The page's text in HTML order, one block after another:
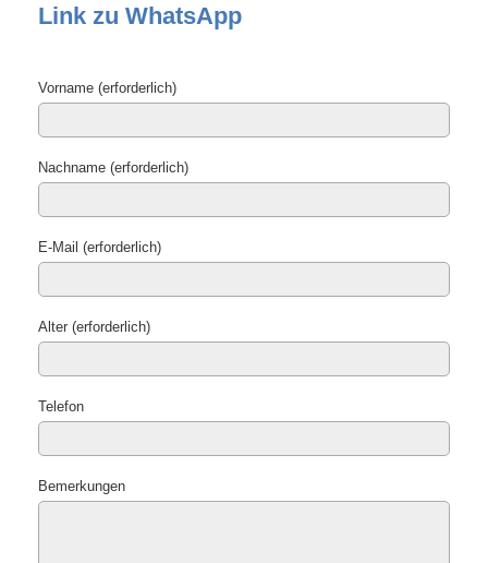
Link zu WhatsApp
Vorname (erforderlich)
Nachname (erforderlich)
E-Mail (erforderlich)
Alter (erforderlich)
Telefon
Bemerkungen